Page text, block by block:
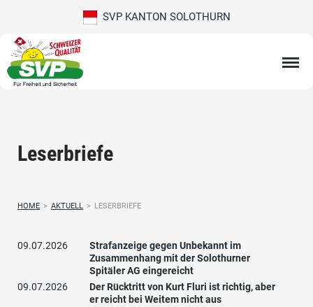
SVP KANTON SOLOTHURN
Leserbriefe
HOME > AKTUELL > LESERBRIEFE
09.07.2026
Strafanzeige gegen Unbekannt im
Zusammenhang mit der Solothurner
Spitäler AG eingereicht
09.07.2026
Der Rücktritt von Kurt Fluri ist richtig, aber
er reicht bei Weitem nicht aus